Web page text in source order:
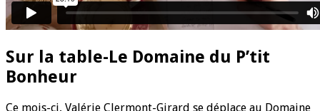
Sur la table-Le Domaine du P’tit
Bonheur
Ce mois-ci, Valérie Clermont-Girard se déplace au Domaine